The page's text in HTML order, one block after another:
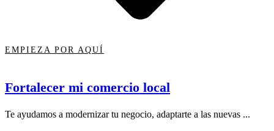
EMPIEZA POR AQUÍ
Fortalecer mi comercio local
Te ayudamos a modernizar tu negocio, adaptarte a las nuevas ...